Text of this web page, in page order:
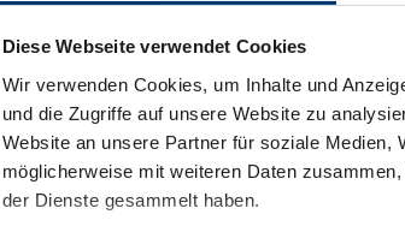
Diese Webseite verwendet Cookies
Wir verwenden Cookies, um Inhalte und
und die Zugriffe auf unsere Website zu
Website an unsere Partner für soziale Medien,
möglicherweise mit weiteren Daten
der Dienste gesammelt haben.